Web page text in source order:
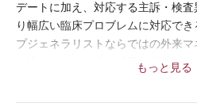
もっと見る
デートに加え、対応する主訴・検
り幅広い臨床プロブレムに対応で
プジェネラリストならではの外来
り込まれた、外来で「最も頼りにな